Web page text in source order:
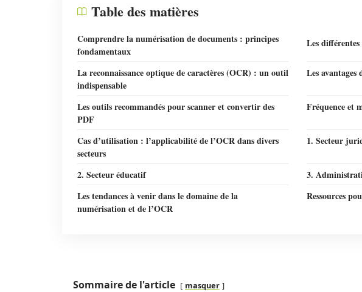
Table des matières
Comprendre la numérisation de documents : principes
fondamentaux
Les
La reconnaissance optique de caractères (OCR) : un outil
indispensable
Les
Les outils recommandés pour scanner et convertir des
PDF
Fréquence et
Cas d’utilisation : l’applicabilité de l’OCR dans divers
secteurs
1. Secteur
2. Secteur éducatif
3.
Les tendances à venir dans le domaine de la
numérisation et de l’OCR
Ressources
Sommaire de l'article masquer